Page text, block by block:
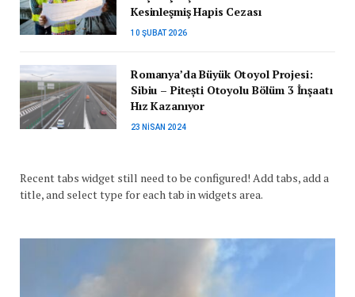
Kesinleşmiş Hapis Cezası
10 ŞUBAT 2026
Romanya’da Büyük Otoyol Projesi:
Sibiu – Pitești Otoyolu Bölüm 3 İnşaatı
Hız Kazanıyor
23 NISAN 2024
Recent tabs widget still need to be configured! Add tabs, add a
title, and select type for each tab in widgets area.